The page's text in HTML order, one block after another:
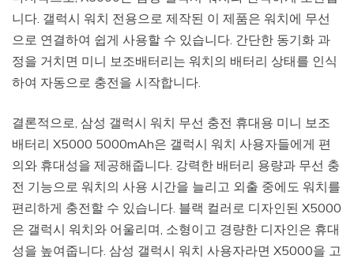
니다. 갤럭시 워치 전용으로 제작된 이 제품은 워치에 무선
으로 연결하여 쉽게 사용할 수 있습니다. 간단한 동기화 과
정을 거치면 미니 보조배터리는 워치의 배터리 상태를 인식
하여 자동으로 충전을 시작합니다.
결론적으로, 삼성 갤럭시 워치 무선 충전 휴대용 미니 보조
배터리 X5000 5000mAh은 갤럭시 워치 사용자들에게 편
의와 휴대성을 제공해줍니다. 강력한 배터리 용량과 무선 충
전 기능으로 워치의 사용 시간을 늘리고 외출 중에도 워치를
편리하게 충전할 수 있습니다. 블랙 컬러로 디자인된 X5000
은 갤럭시 워치와 어울리며, 소형이고 경량한 디자인은 휴대
성을 높여줍니다. 삼성 갤럭시 워치 사용자라면 X5000을 고